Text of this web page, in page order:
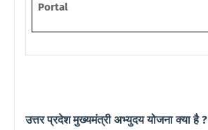
Portal
उत्तर प्रदेश मुख्यमंत्री अभ्युदय योजना क्या है ?